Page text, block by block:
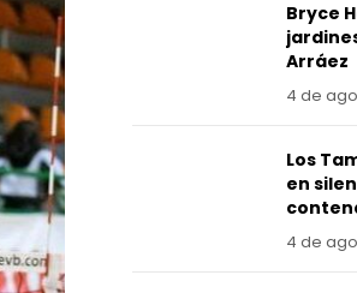
Bryce
Arráez
4 de
Los
en
4 de